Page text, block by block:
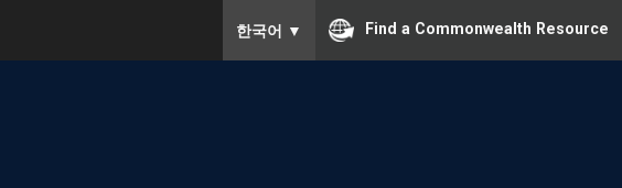
한국어 ▼ Find a Commonwealth Resource